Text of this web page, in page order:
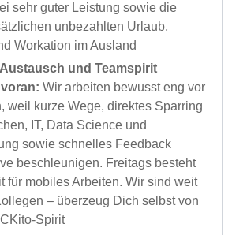
sehr guter Leistung sowie die
unbezahlten Urlaub,
Workation im Ausland
und Teamspirit
Wir arbeiten bewusst eng vor
weil kurze Wege, direktes Sparring
IT, Data Science und
sowie schnelles Feedback
beschleunigen. Freitags besteht
für mobiles Arbeiten. Wir sind weit
– überzeug Dich selbst von
Spirit